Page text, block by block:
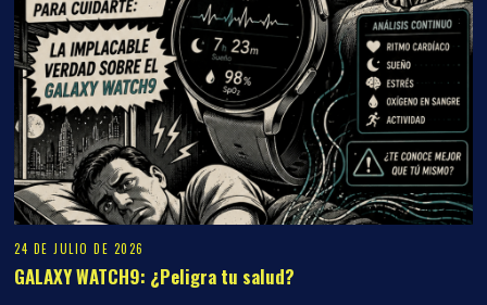
24 DE JULIO DE 2026
GALAXY WATCH9: ¿Peligra tu salud?